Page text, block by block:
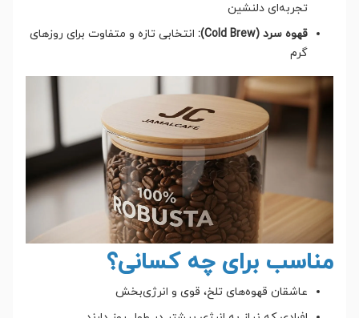
تجربه‌ای دلنشین
قهوه سرد (Cold Brew):
انتخابی تازه و متفاوت برای روزهای
گرم
مناسب برای چه کسانی؟
عاشقان قهوه‌های تلخ، قوی و انرژی‌بخش